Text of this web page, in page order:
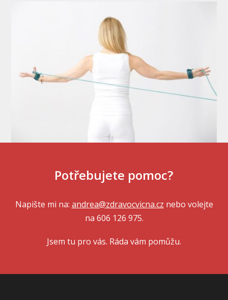
Potřebujete pomoc?
Napište mi na: andrea@zdravocvicna.cz nebo volejte
na 606 126 975.
Jsem tu pro vás. Ráda vám pomůžu.